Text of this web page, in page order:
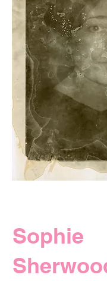
Sophie